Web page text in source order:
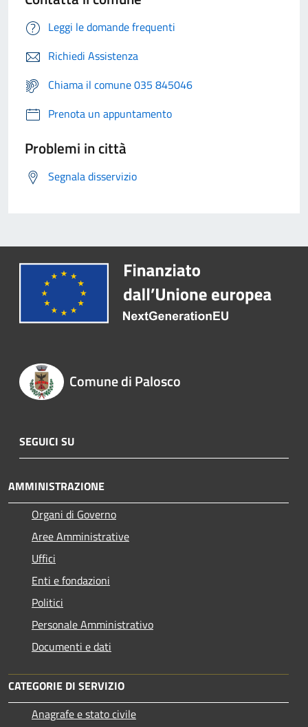
Leggi le domande frequenti
Richiedi Assistenza
Chiama il comune 035 845046
Prenota un appuntamento
Problemi in città
Segnala disservizio
Comune di Palosco
SEGUICI SU
AMMINISTRAZIONE
Organi di Governo
Aree Amministrative
Uffici
Enti e fondazioni
Politici
Personale Amministrativo
Documenti e dati
CATEGORIE DI SERVIZIO
Anagrafe e stato civile